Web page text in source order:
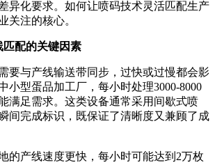
异化要求。如何让喷码技术灵活匹配生产
关注的核心。
匹配的关键因素
要与产线输送带同步，过快或过慢都会影
小型蛋品加工厂，每小时处理3000-8000
满足需求。这类设备通常采用间歇式喷
间完成标识，既保证了清晰度又兼顾了成
的产线速度更快，每小时可能达到2万枚